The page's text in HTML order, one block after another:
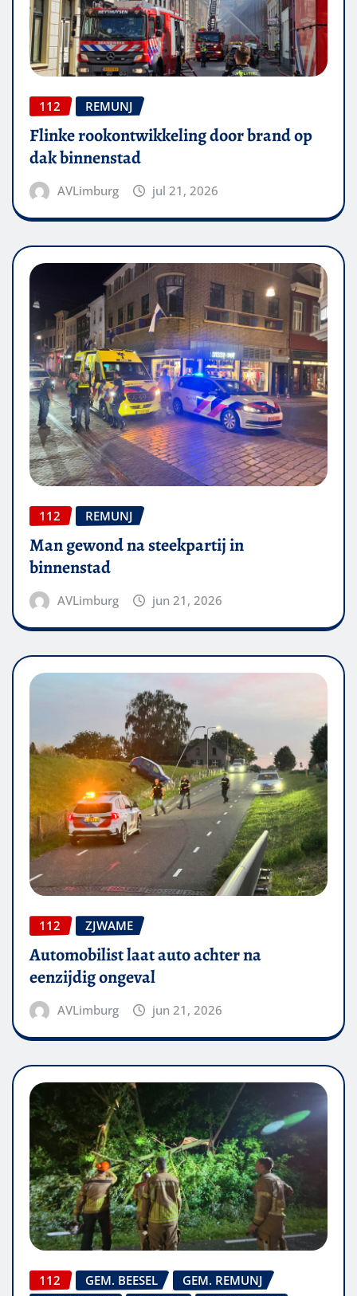
112 REMUNJ
Flinke rookontwikkeling door brand op
dak binnenstad
AVLimburg jul 21, 2026
112 REMUNJ
Man gewond na steekpartij in
binnenstad
AVLimburg jun 21, 2026
112 ZJWAME
Automobilist laat auto achter na
eenzijdig ongeval
AVLimburg jun 21, 2026
112 GEM. BEESEL
GEM. REMUNJ